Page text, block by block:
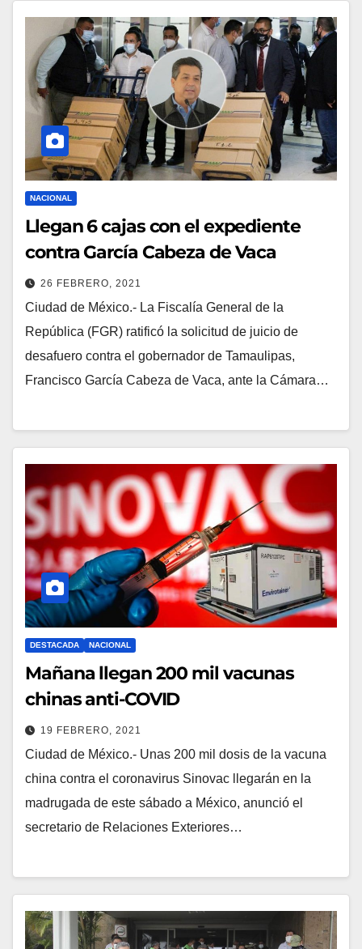
NACIONAL
Llegan 6 cajas con el expediente
contra García Cabeza de Vaca
26 FEBRERO, 2021
Ciudad de México.- La Fiscalía General de la
República (FGR) ratificó la solicitud de juicio de
desafuero contra el gobernador de Tamaulipas,
Francisco García Cabeza de Vaca, ante la Cámara…
DESTACADA NACIONAL
Mañana llegan 200 mil vacunas
chinas anti-COVID
19 FEBRERO, 2021
Ciudad de México.- Unas 200 mil dosis de la vacuna
china contra el coronavirus Sinovac llegarán en la
madrugada de este sábado a México, anunció el
secretario de Relaciones Exteriores…